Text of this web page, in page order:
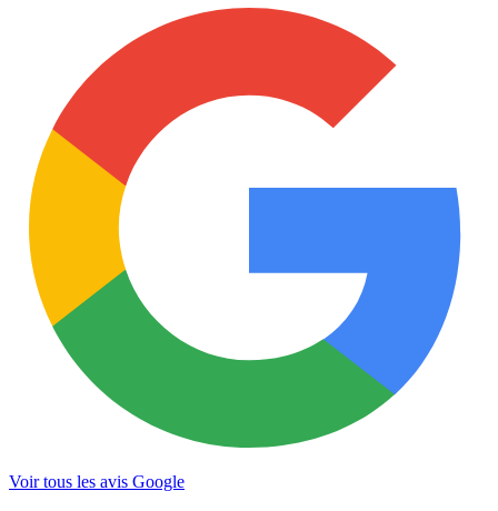
Voir tous les avis Google